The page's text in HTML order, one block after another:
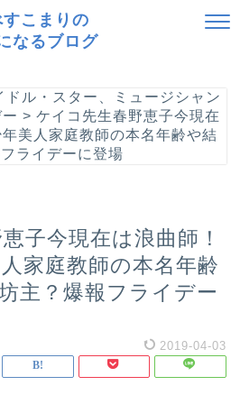
こまりの
なるブログ
ドル・スター、ミュージシャン
> ケイコ先生春野恵子今現在
美人家庭教師の本名年齢や結
ライデーに登場
子今現在は浪曲師！
家庭教師の本名年齢
主？爆報フライデー
2019-04-03